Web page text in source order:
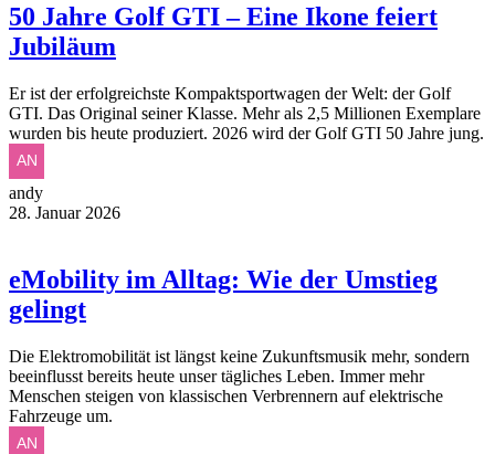
50 Jahre Golf GTI – Eine Ikone feiert
Jubiläum
Er ist der erfolgreichste Kompaktsportwagen der Welt: der Golf
GTI. Das Original seiner Klasse. Mehr als 2,5 Millionen Exemplare
wurden bis heute produziert. 2026 wird der Golf GTI 50 Jahre jung.
andy
28. Januar 2026
eMobility im Alltag: Wie der Umstieg
gelingt
Die Elektromobilität ist längst keine Zukunftsmusik mehr, sondern
beeinflusst bereits heute unser tägliches Leben. Immer mehr
Menschen steigen von klassischen Verbrennern auf elektrische
Fahrzeuge um.